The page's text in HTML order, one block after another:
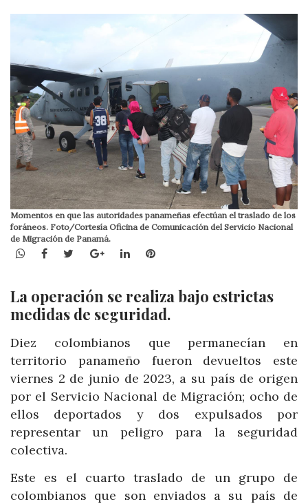
Momentos en que las autoridades panameñas efectúan el traslado de los
foráneos. Foto/Cortesía Oficina de Comunicación del Servicio Nacional
de Migración de Panamá.
WhatsApp
Facebook
TwitterGoogle+LinkedInPinterest
La operación se realiza bajo estrictas
medidas de seguridad.
Diez colombianos que permanecían en
territorio panameño fueron devueltos este
viernes 2 de junio de 2023, a su país de origen
por el Servicio Nacional de Migración; ocho de
ellos deportados y dos expulsados por
representar un peligro para la seguridad
colectiva.
Este es el cuarto traslado de un grupo de
colombianos que son enviados a su país de